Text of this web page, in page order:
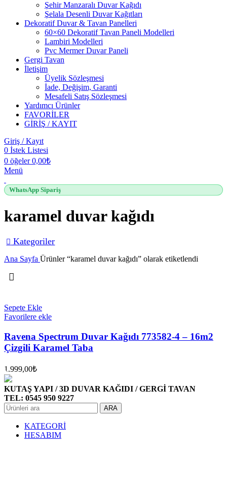
Şehir Manzaralı Duvar Kağıdı
Şelala Desenli Duvar Kağıtları
Dekoratif Duvar & Tavan Panelleri
60×60 Dekoratif Tavan Paneli Modelleri
Lambiri Modelleri
Pvc Mermer Duvar Paneli
Gergi Tavan
İletişim
Üyelik Sözleşmesi
İade, Değişim, Garanti
Mesafeli Satış Sözleşmesi
Yardımcı Ürünler
FAVORİLER
GİRİŞ / KAYIT
Giriş / Kayıt
0 İstek Listesi
0 öğeler 0,00₺
Menü
WhatsApp Sipariş
karamel duvar kağıdı
Kategoriler
Ana Sayfa Ürünler “karamel duvar kağıdı” olarak etiketlendi
Sepete Ekle
Favorilere ekle
Ravena Spectrum Duvar Kağıdı 773582-4 – 16m2
Çizgili Karamel Taba
1.999,00₺
KUTAŞ YAPI / 3D DUVAR KAĞIDI / GERGİ TAVAN
TEL: 0545 950 9227
ARA
KATEGORİ
HESABIM